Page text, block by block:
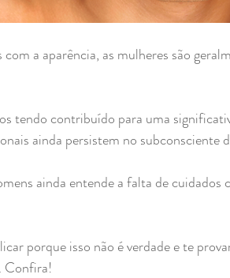
a aparência, as mulheres são
tendo contribuído para uma
ainda persistem no subconsciente
ainda entende a falta de
porque isso não é verdade e te
Confira!